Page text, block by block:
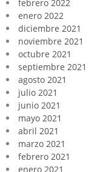
febrero 2022
enero 2022
diciembre 2021
noviembre 2021
octubre 2021
septiembre 2021
agosto 2021
julio 2021
junio 2021
mayo 2021
abril 2021
marzo 2021
febrero 2021
enero 2021